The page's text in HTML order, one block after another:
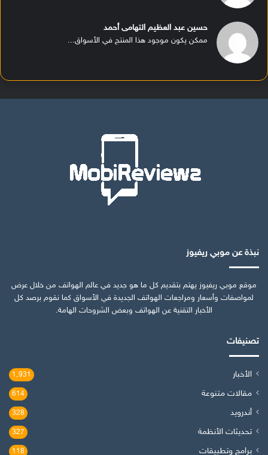
حسين عبد العظيم التهامى أحمد
ممكن يكون موجود هذا المنتج في الأسواق...
نبذة عن موبي ريفيوز
موقع موبي ريفيوز يهتم بتقديم كل ما هو جديد في عالم الهواتف من خلال عرض
لمواصفات وأسعار ومراجعات الهواتف الجديدة في الأسواق كما نقوم برصد كل
الأخبار التقنية عن الهواتف وبعض الشروحات الهامة.
تصنيفات
الأخبار 1٬931
مقالات متنوعة 614
أندرويد 328
تحديثات الأنظمة 327
برامج وتطبيقات 118